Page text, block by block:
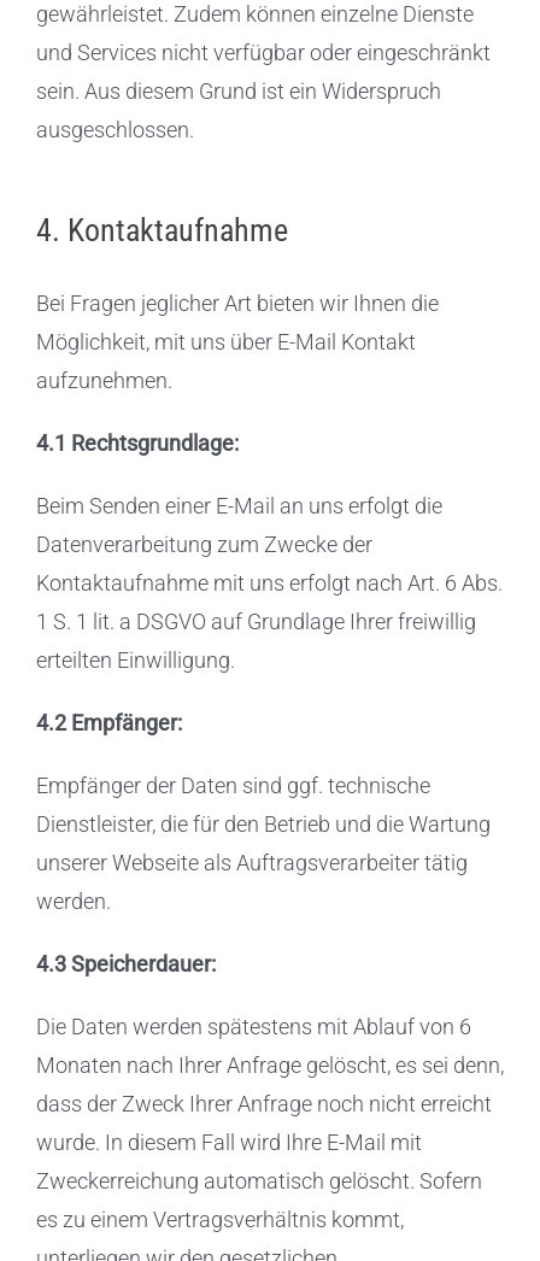
gewährleistet. Zudem können einzelne Dienste
und Services nicht verfügbar oder eingeschränkt
sein. Aus diesem Grund ist ein Widerspruch
ausgeschlossen.
4. Kontaktaufnahme
Bei Fragen jeglicher Art bieten wir Ihnen die
Möglichkeit, mit uns über E-Mail Kontakt
aufzunehmen.
4.1 Rechtsgrundlage:
Beim Senden einer E-Mail an uns erfolgt die
Datenverarbeitung zum Zwecke der
Kontaktaufnahme mit uns erfolgt nach Art. 6 Abs.
1 S. 1 lit. a DSGVO auf Grundlage Ihrer freiwillig
erteilten Einwilligung.
4.2 Empfänger:
Empfänger der Daten sind ggf. technische
Dienstleister, die für den Betrieb und die Wartung
unserer Webseite als Auftragsverarbeiter tätig
werden.
4.3 Speicherdauer:
Die Daten werden spätestens mit Ablauf von 6
Monaten nach Ihrer Anfrage gelöscht, es sei denn,
dass der Zweck Ihrer Anfrage noch nicht erreicht
wurde. In diesem Fall wird Ihre E-Mail mit
Zweckerreichung automatisch gelöscht. Sofern
es zu einem Vertragsverhältnis kommt,